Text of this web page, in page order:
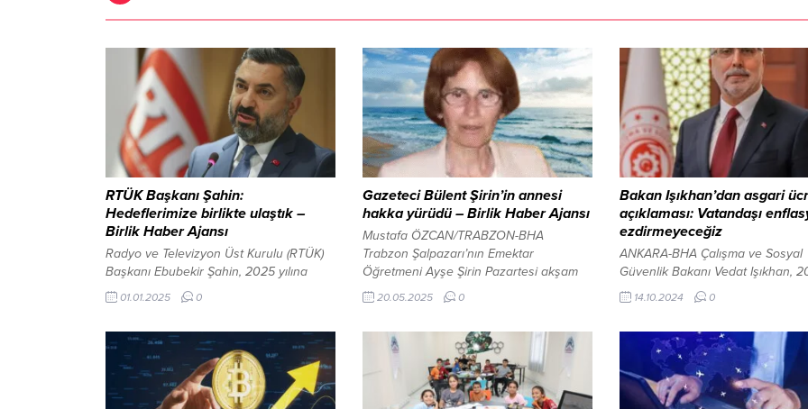
RTÜK Başkanı Şahin:
Hedeflerimize birlikte ulaştık –
Birlik Haber Ajansı
Radyo ve Televizyon Üst Kurulu (RTÜK)
Başkanı Ebubekir Şahin, 2025 yılına
girerken üst kurul çalışanlarına yönelik
bir mesaj yayımladı. Şahin, geride
gerçekleştirilen çalışmaların önemine
değinerek, ekip ruhuyla hayata geçirilen
projelerin altını çizdi. Mesajında, hem
yurt içindeki hem de yurt dışındaki
01.01.2025 0
Gazeteci Bülent Şirin’in annesi
hakka yürüdü – Birlik Haber Ajansı
Mustafa ÖZCAN/TRABZON-BHA
Trabzon Şalpazarı’nın Emektar
Öğretmeni Ayşe Şirin Pazartesi akşam
saatlerinde geçirdiği ani rahatsızlık
sonucu kaldırıldığı Sağlık Bilimleri
Eğitim ve Araştırma Hastanesi’nde bütün
müdahalelere rağmen kurtarılamayarak
79 yaşında vefat etti. Merhume Emekli
Öğretmenin Öz Geçmişi; Merhume
20.05.2025 0
Bakan Işıkhan’dan asgari
açıklaması: Vatandaşı
ezdirmeyeceğiz
ANKARA-BHA Çalışma ve Sosyal
Güvenlik Bakanı Vedat Işıkhan,
asgari ücretine ilişkin
bulundu. Bakan Işıkhan, asgari
yaparak, geçen yıl izlenen
yıl da devam edeceğini belirtti.
“Enflasyona ezdirmeyecek ve
vatandaşın satın alma gücünü
14.10.2024 0